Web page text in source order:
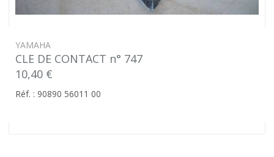
YAMAHA
CLE DE CONTACT n° 747
10,40 €
Réf. : 90890 56011 00